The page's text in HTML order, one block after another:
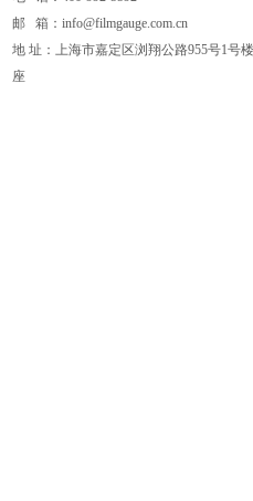
邮 箱：info@filmgauge.com.cn
地 址：上海市嘉定区浏翔公路955号1号
座